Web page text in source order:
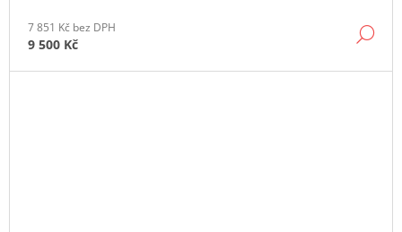
7 851 Kč bez DPH
9 500 Kč